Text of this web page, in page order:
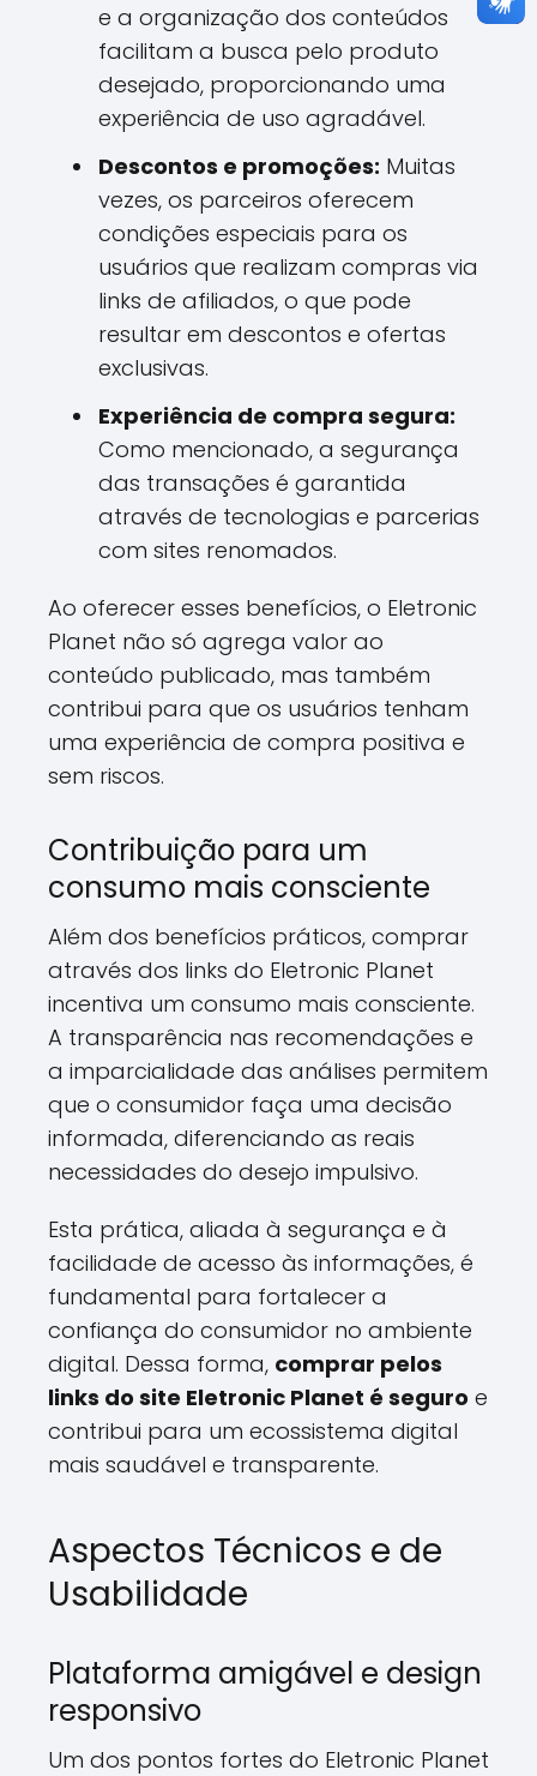
e a organização dos conteúdos
facilitam a busca pelo produto
desejado, proporcionando uma
experiência de uso agradável.
Descontos e promoções: Muitas
vezes, os parceiros oferecem
condições especiais para os
usuários que realizam compras via
links de afiliados, o que pode
resultar em descontos e ofertas
exclusivas.
Experiência de compra segura:
Como mencionado, a segurança
das transações é garantida
através de tecnologias e parcerias
com sites renomados.
Ao oferecer esses benefícios, o Eletronic
Planet não só agrega valor ao
conteúdo publicado, mas também
contribui para que os usuários tenham
uma experiência de compra positiva e
sem riscos.
Contribuição para um
consumo mais consciente
Além dos benefícios práticos, comprar
através dos links do Eletronic Planet
incentiva um consumo mais consciente.
A transparência nas recomendações e
a imparcialidade das análises permitem
que o consumidor faça uma decisão
informada, diferenciando as reais
necessidades do desejo impulsivo.
Esta prática, aliada à segurança e à
facilidade de acesso às informações, é
fundamental para fortalecer a
confiança do consumidor no ambiente
digital. Dessa forma, comprar pelos
links do site Eletronic Planet é seguro e
contribui para um ecossistema digital
mais saudável e transparente.
Aspectos Técnicos e de
Usabilidade
Plataforma amigável e design
responsivo
Um dos pontos fortes do Eletronic Planet